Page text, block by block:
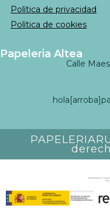
Política de privacidad
Política de cookies
Papeleria Altea
Calle